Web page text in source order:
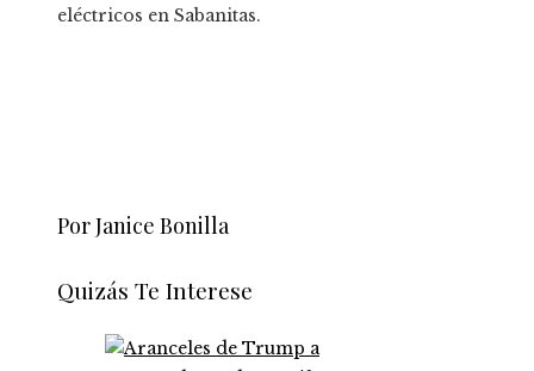
eléctricos en Sabanitas.
Por Janice Bonilla
Quizás Te Interese